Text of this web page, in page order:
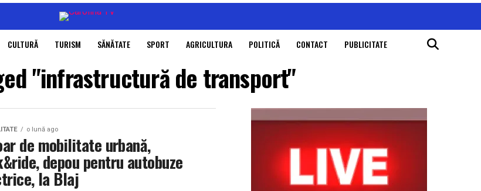
CULTURĂ TURISM SĂNĂTATE SPORT AGRICULTURA POLITICĂ CONTACT PUBLICITATE
"infrastructură de transport"
o lună ago
de mobilitate urbană,
depou pentru autobuze
la Blaj